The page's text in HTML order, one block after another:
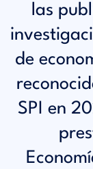
las
de
SPI en